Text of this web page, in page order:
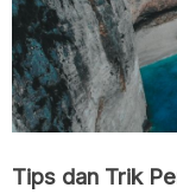
Tips dan Trik